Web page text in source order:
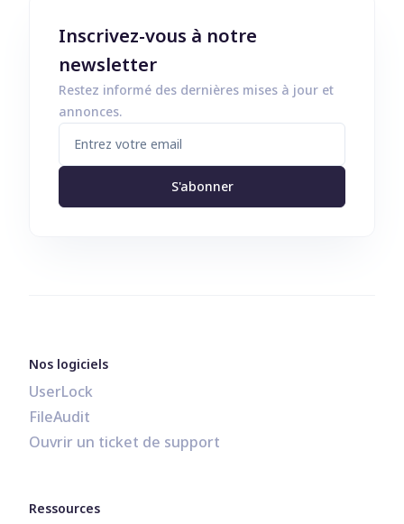
Inscrivez-vous à notre
newsletter
Restez informé des dernières mises à jour et
annonces.
S'abonner
Nos logiciels
UserLock
FileAudit
Ouvrir un ticket de support
Ressources